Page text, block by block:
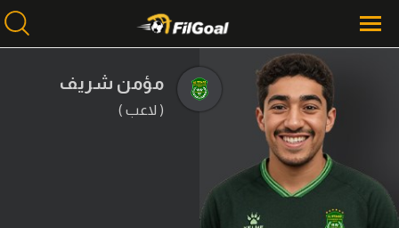
محتوى إخباري
الرئيسية
أخبار
مباريات
مؤمن شريف
( لاعب )